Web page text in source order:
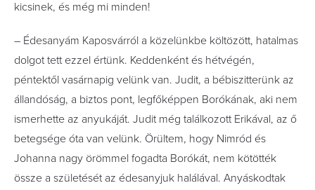
kicsinek, és még mi minden!
– Édesanyám Kaposvárról a közelünkbe költözött, hatalmas
dolgot tett ezzel értünk. Keddenként és hétvégén,
péntektől vasárnapig velünk van. Judit, a bébiszitterünk az
állandóság, a biztos pont, legfőképpen Borókának, aki nem
ismerhette az anyukáját. Judit még találkozott Erikával, az ő
betegsége óta van velünk. Örültem, hogy Nimród és
Johanna nagy örömmel fogadta Borókát, nem kötötték
össze a születését az édesanyjuk halálával. Anyáskodtak